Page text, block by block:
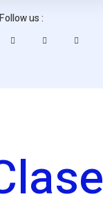
Follow us :